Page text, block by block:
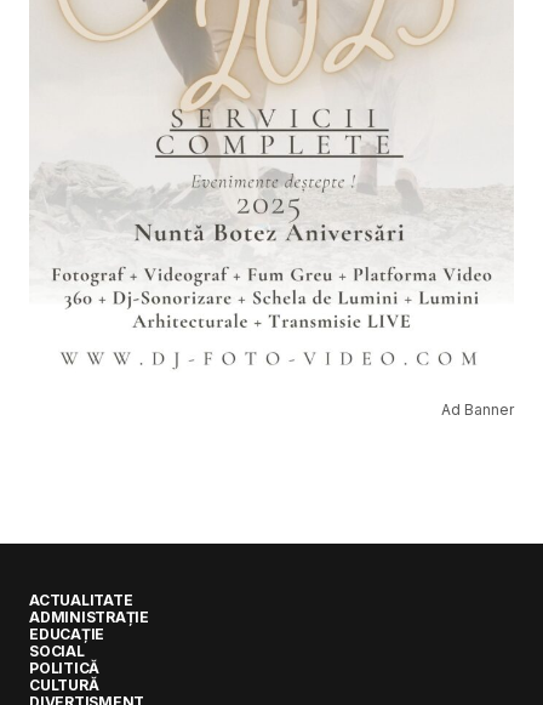
Ad Banner
ACTUALITATE
ADMINISTRAȚIE
EDUCAȚIE
SOCIAL
POLITICĂ
CULTURĂ